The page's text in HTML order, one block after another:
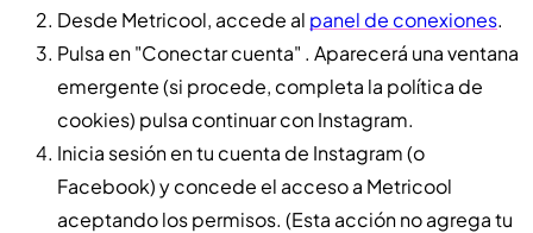
Desde Metricool, accede al panel de conexiones.
Pulsa en "Conectar cuenta" . Aparecerá una ventana
emergente (si procede, completa la política de
cookies) pulsa continuar con Instagram.
Inicia sesión en tu cuenta de Instagram (o
Facebook) y concede el acceso a Metricool
aceptando los permisos. (Esta acción no agrega tu